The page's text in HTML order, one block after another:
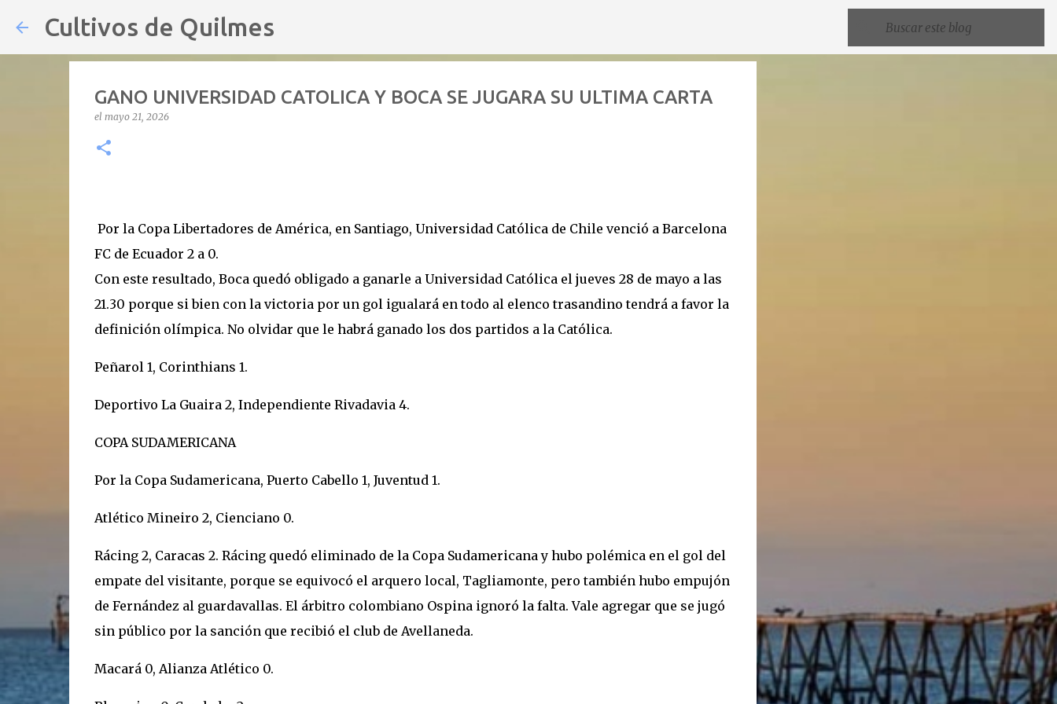
Cultivos de Quilmes
GANO UNIVERSIDAD CATOLICA Y BOCA SE JUGARA SU ULTIMA CARTA
el mayo 21, 2026
Por la Copa Libertadores de América, en Santiago, Universidad Católica de Chile venció a Barcelona
FC de Ecuador 2 a 0.
Con este resultado, Boca quedó obligado a ganarle a Universidad Católica el jueves 28 de mayo a las
21.30 porque si bien con la victoria por un gol igualará en todo al elenco trasandino tendrá a favor la
definición olímpica. No olvidar que le habrá ganado los dos partidos a la Católica.
Peñarol 1, Corinthians 1.
Deportivo La Guaira 2, Independiente Rivadavia 4.
COPA SUDAMERICANA
Por la Copa Sudamericana, Puerto Cabello 1, Juventud 1.
Atlético Mineiro 2, Cienciano 0.
Rácing 2, Caracas 2. Rácing quedó eliminado de la Copa Sudamericana y hubo polémica en el gol del
empate del visitante, porque se equivocó el arquero local, Tagliamonte, pero también hubo empujón
de Fernández al guardavallas. El árbitro colombiano Ospina ignoró la falta. Vale agregar que se jugó
sin público por la sanción que recibió el club de Avellaneda.
Macará 0, Alianza Atlético 0.